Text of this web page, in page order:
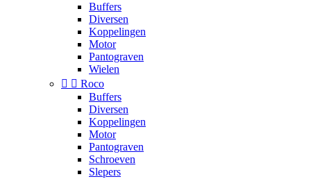
Buffers
Diversen
Koppelingen
Motor
Pantograven
Wielen
  Roco
Buffers
Diversen
Koppelingen
Motor
Pantograven
Schroeven
Slepers